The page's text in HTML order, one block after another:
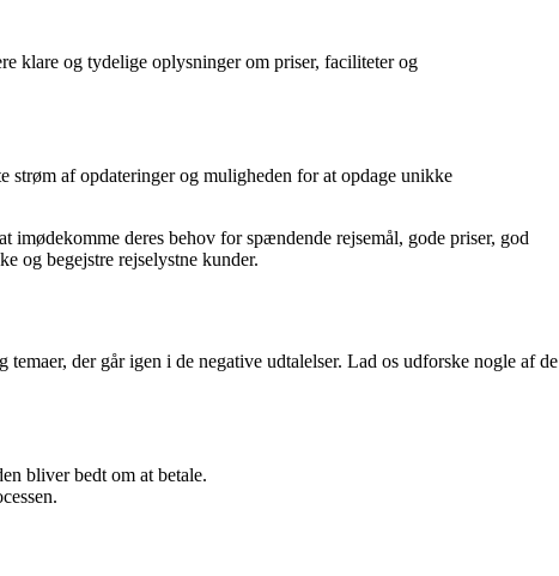
klare og tydelige oplysninger om priser, faciliteter og
strøm af opdateringer og muligheden for at opdage unikke
imødekomme deres behov for spændende rejsemål, gode priser, god
og begejstre rejselystne kunder.
der går igen i de negative udtalelser. Lad os udforske nogle af de
bliver bedt om at betale.